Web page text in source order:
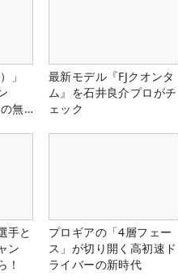
」
無
最新モデル『FJクオンタ
ム』を石井良介プロがチ
ェック
手と
ン
！
プロギアの「4層フェー
ス」が切り開く高初速ド
ライバーの新時代